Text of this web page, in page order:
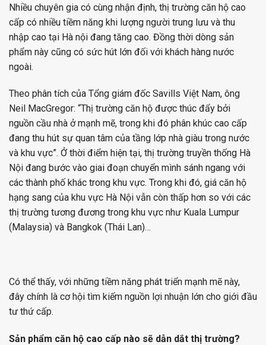
Nhiều chuyên gia có cùng nhận định, thị trường căn hộ cao
cấp có nhiều tiềm năng khi lượng người trung lưu và thu
nhập cao tại Hà nội đang tăng cao. Đồng thời dòng sản
phẩm này cũng có sức hút lớn đối với khách hàng nước
ngoài.
Theo phân tích của Tổng giám đốc Savills Việt Nam, ông
Neil MacGregor: “Thị trường căn hộ được thúc đẩy bởi
nguồn cầu nhà ở mạnh mẽ, trong khi đó phân khúc cao cấp
đang thu hút sự quan tâm của tầng lớp nhà giàu trong nước
và khu vực”. Ở thời điểm hiện tại, thị trường truyền thống Hà
Nội đang bước vào giai đoạn chuyển mình sánh ngang với
các thành phố khác trong khu vực. Trong khi đó, giá căn hộ
hạng sang của khu vực Hà Nội vẫn còn thấp hơn so với các
thị trường tương đương trong khu vực như Kuala Lumpur
(Malaysia) và Bangkok (Thái Lan)…
Có thể thấy, với những tiềm năng phát triển mạnh mẽ này,
đây chính là cơ hội tìm kiếm nguồn lợi nhuận lớn cho giới đầu
tư thứ cấp.
Sản phẩm căn hộ cao cấp nào sẽ dẫn dắt thị trường?